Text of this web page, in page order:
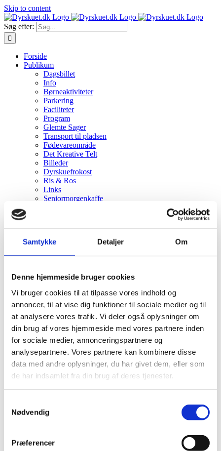
Samtykke Detaljer Om
Denne hjemmeside bruger cookies
Vi bruger cookies til at tilpasse vores indhold og
annoncer, til at vise dig funktioner til sociale medier og til
at analysere vores trafik. Vi deler også oplysninger om
din brug af vores hjemmeside med vores partnere inden
for sociale medier, annonceringspartnere og
analysepartnere. Vores partnere kan kombinere disse
data med andre oplysninger, du har givet dem, eller som
de har indsamlet fra din brug af deres tjenester.
Nødvendig
Præferencer
Skip to content
Søg efter:
Forside
Publikum
Dagsbillet
Info
Børneaktiviteter
Parkering
Faciliteter
Program
Glemte Sager
Transport til pladsen
Fødevareområde
Det Kreative Telt
Billeder
Dyrskuefrokost
Ris & Ros
Links
Seniormorgenkaffe
Derbykalve
Ærespræmiegivere
Vejledende mønstringsregler for heste
Erhvervsudstillere
Bestilling af stand
Gæstekort
Gæstekort – Adgangskort og Frokostkort
Flagstænger og Sokler
Bespisning
Udstiller Parkering
Bannerreklame
Udstillerliste 2027
Børn- skolekontakt
Børn og skolekontakt